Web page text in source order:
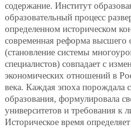
содержание. Институт
образовательный процесс
определенном историческом
современная реформа высшего
(становление системы
специалистов) совпадает с
экономических отношений в
века. Каждая эпоха порождала
образования, формулировала
университетов и требования к
Историческое время